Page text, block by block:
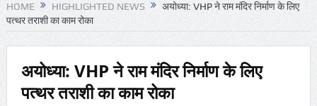
HOME HIGHLIGHTED NEWS
अयोध्या: VHP ने राम मंदिर निर्माण के लिए
पत्थर तराशी का काम रोका
अयोध्या: VHP ने राम मंदिर निर्माण के लिए
पत्थर तराशी का काम रोका